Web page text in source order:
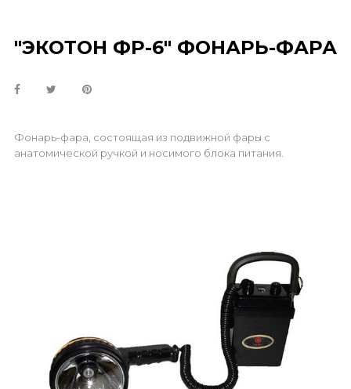
"ЭКОТОН ФР-6" ФОНАРЬ-ФАРА
Фонарь-фара, состоящая из подвижной фары с
анатомической ручкой и носимого блока питания.